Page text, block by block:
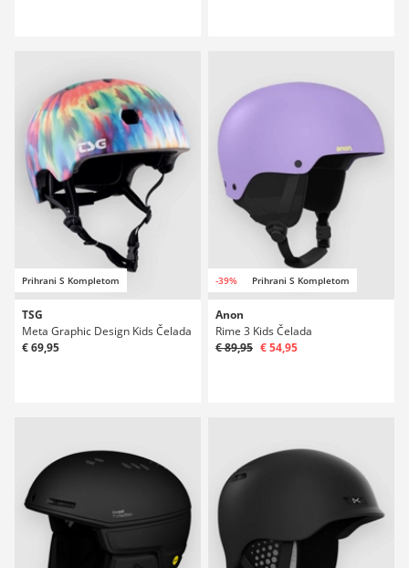
Prihrani S Kompletom
TSG
Meta Graphic Design Kids Čelada
€ 69,95
-39% Prihrani S Kompletom
Anon
Rime 3 Kids Čelada
€ 89,95 € 54,95